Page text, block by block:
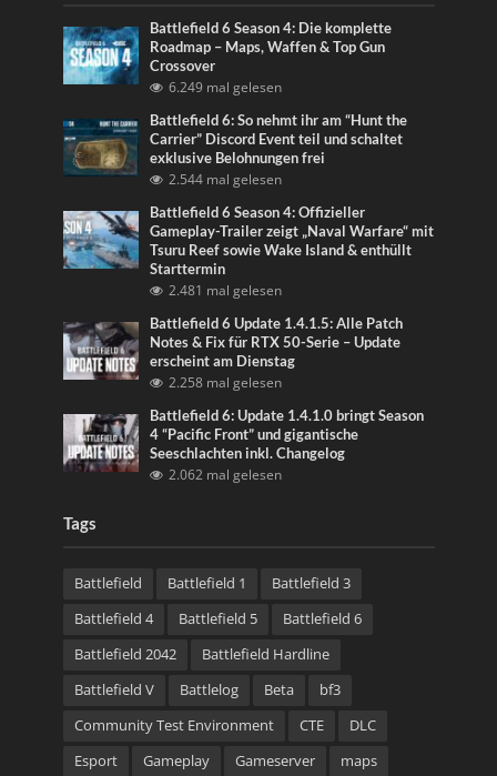
Battlefield 6 Season 4: Die komplette
Roadmap – Maps, Waffen & Top Gun
Crossover
6.249 mal gelesen
Battlefield 6: So nehmt ihr am “Hunt the
Carrier” Discord Event teil und schaltet
exklusive Belohnungen frei
2.544 mal gelesen
Battlefield 6 Season 4: Offizieller
Gameplay-Trailer zeigt „Naval Warfare“ mit
Tsuru Reef sowie Wake Island & enthüllt
Starttermin
2.481 mal gelesen
Battlefield 6 Update 1.4.1.5: Alle Patch
Notes & Fix für RTX 50-Serie – Update
erscheint am Dienstag
2.258 mal gelesen
Battlefield 6: Update 1.4.1.0 bringt Season
4 “Pacific Front” und gigantische
Seeschlachten inkl. Changelog
2.062 mal gelesen
Tags
Battlefield Battlefield 1
Battlefield 3
Battlefield 4
Battlefield 5
Battlefield 6
Battlefield 2042
Battlefield Hardline
Battlefield V
Battlelog Beta
bf3
Community Test Environment
CTE
DLC
Esport
Gameplay Gameserver
maps